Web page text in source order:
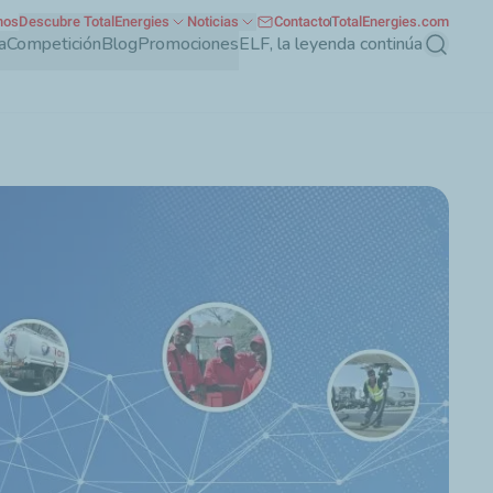
CompeticiónBlogPromocionesELF, la leyenda continúa Buscar
Descubre TotalEnergies Noticias ContactoTotalEnergies.com